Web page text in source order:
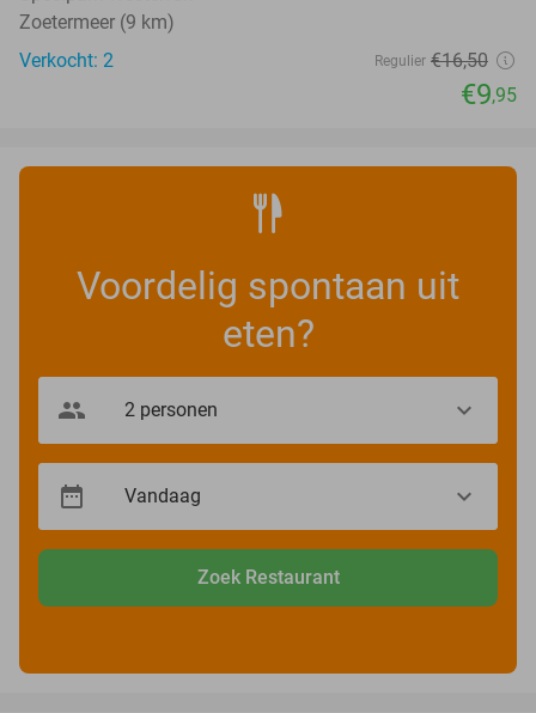
Zoetermeer (9 km)
Verkocht: 2
Regulier €16,50
€9,95
Voordelig spontaan uit
eten?
Zoek Restaurant